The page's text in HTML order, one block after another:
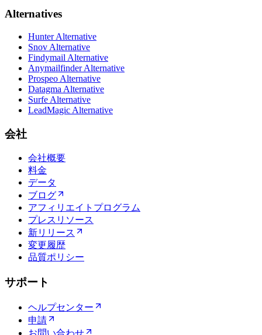
Alternatives
Hunter Alternative
Snov Alternative
Findymail Alternative
Anymailfinder Alternative
Prospeo Alternative
Datagma Alternative
Surfe Alternative
LeadMagic Alternative
会社
会社概要
料金
データ
ブログ
アフィリエイトプログラム
プレスリソース
新リリース
変更履歴
品質ポリシー
サポート
ヘルプセンター
申請
お問い合わせ